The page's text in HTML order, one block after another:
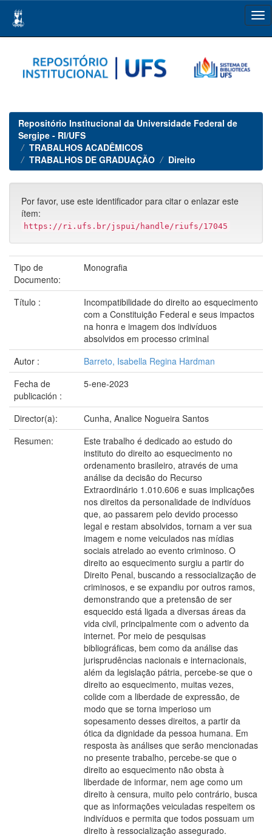
navigation
Repositório Institucional da Universidade Federal de
Sergipe - RI/UFS
TRABALHOS ACADÊMICOS
TRABALHOS DE GRADUAÇÃO
Direito
Por favor, use este identificador para citar o enlazar este
ítem:
https://ri.ufs.br/jspui/handle/riufs/17045
Tipo de
Documento:
Monografia
Título :
Incompatibilidade do direito ao esquecimento
com a Constituição Federal e seus impactos
na honra e imagem dos indivíduos
absolvidos em processo criminal
Autor :
Barreto, Isabella Regina Hardman
Fecha de
publicación :
5-ene-2023
Director(a):
Cunha, Analice Nogueira Santos
Resumen:
Este trabalho é dedicado ao estudo do
instituto do direito ao esquecimento no
ordenamento brasileiro, através de uma
análise da decisão do Recurso
Extraordinário 1.010.606 e suas implicações
nos direitos da personalidade de indivíduos
que, ao passarem pelo devido processo
legal e restam absolvidos, tornam a ver sua
imagem e nome veiculados nas mídias
sociais atrelado ao evento criminoso. O
direito ao esquecimento surgiu a partir do
Direito Penal, buscando a ressocialização de
criminosos, e se expandiu por outros ramos,
demonstrando que a pretensão de ser
esquecido está ligada a diversas áreas da
vida civil, principalmente com o advento da
internet. Por meio de pesquisas
bibliográficas, bem como da análise das
jurisprudências nacionais e internacionais,
além da legislação pátria, percebe-se que o
direito ao esquecimento, muitas vezes,
colide com a liberdade de expressão, de
modo que se torna imperioso um
sopesamento desses direitos, a partir da
ótica da dignidade da pessoa humana. Em
resposta às análises que serão mencionadas
no presente trabalho, percebe-se que o
direito ao esquecimento não obsta à
liberdade de informar, nem age como um
direito à censura, muito pelo contrário, busca
que as informações veiculadas respeitem os
indivíduos e permita que todos possuam um
direito à ressocialização assegurado.